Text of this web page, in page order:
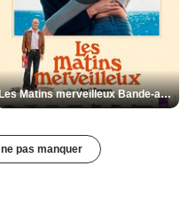
Les Matins merveilleux Bande-annonce VF
pas manquer